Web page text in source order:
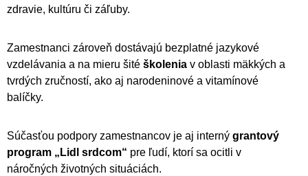
zdravie, kultúru či záľuby.
Zamestnanci zároveň dostávajú bezplatné jazykové
vzdelávania a na mieru šité školenia v oblasti mäkkých a
tvrdých zručností, ako aj narodeninové a vitamínové
balíčky.
Súčasťou podpory zamestnancov je aj interný grantový
program „Lidl srdcom“ pre ľudí, ktorí sa ocitli v
náročných životných situáciách.